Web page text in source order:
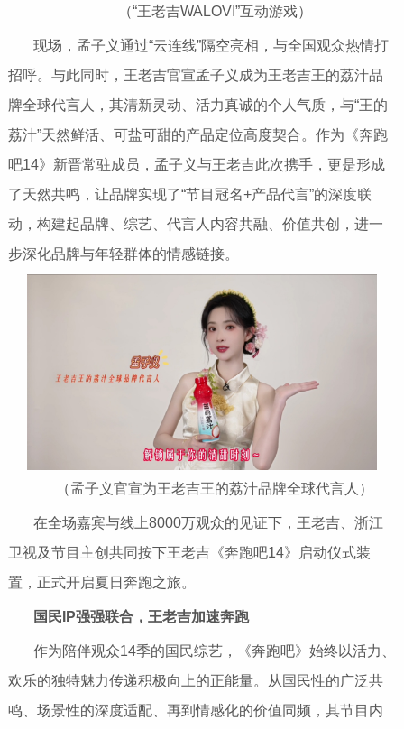
（“王老吉WALOVI”互动游戏）
现场，孟子义通过“云连线”隔空亮相，与全国观众热情打
招呼。与此同时，王老吉官宣孟子义成为王老吉王的荔汁品
牌全球代言人，其清新灵动、活力真诚的个人气质，与“王的
荔汁”天然鲜活、可盐可甜的产品定位高度契合。作为《奔跑
吧14》新晋常驻成员，孟子义与王老吉此次携手，更是形成
了天然共鸣，让品牌实现了“节目冠名+产品代言”的深度联
动，构建起品牌、综艺、代言人内容共融、价值共创，进一
步深化品牌与年轻群体的情感链接。
（孟子义官宣为王老吉王的荔汁品牌全球代言人）
在全场嘉宾与线上8000万观众的见证下，王老吉、浙江
卫视及节目主创共同按下王老吉《奔跑吧14》启动仪式装
置，正式开启夏日奔跑之旅。
国民 IP强强联合，王老吉加速奔跑
作为陪伴观众14季的国民综艺，《奔跑吧》始终以活力、
欢乐的独特魅力传递积极向上的正能量。从国民性的广泛共
鸣、场景性的深度适配、再到情感化的价值同频，其节目内